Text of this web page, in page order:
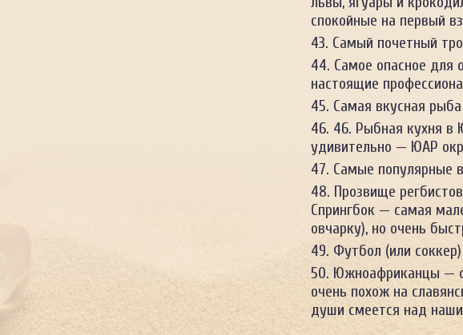
спокойные на первый
Самый почетный
Самое опасное для
настоящие
Самая вкусная
46. Рыбная кухня в
удивительно — ЮАР
Самые популярные
Прозвище
Спрингбок — самая
овчарку), но очень
Футбол (или
Южноафриканцы —
очень похож на
души смеется над